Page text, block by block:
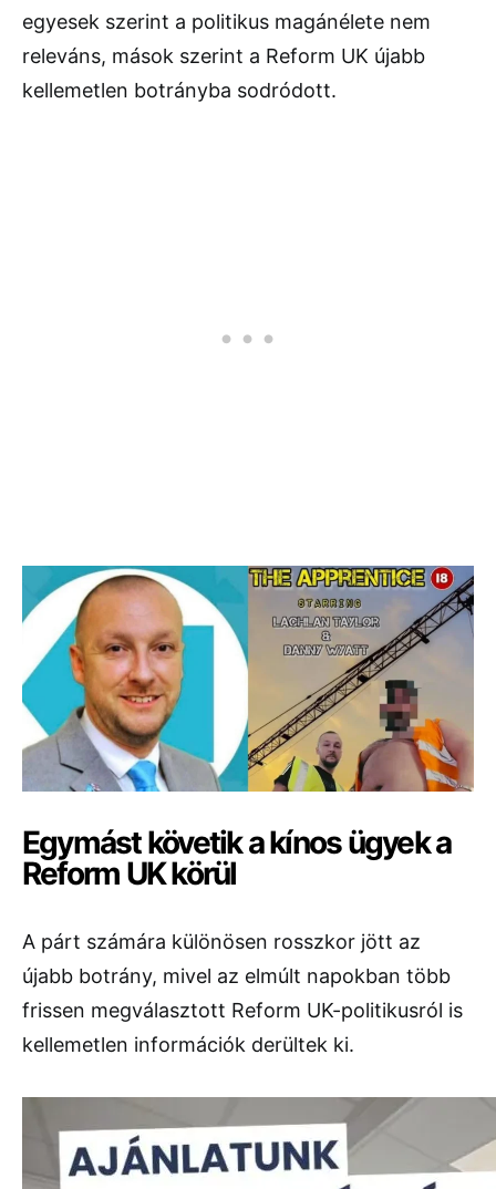
egyesek szerint a politikus magánélete nem
releváns, mások szerint a Reform UK újabb
kellemetlen botrányba sodródott.
Egymást követik a kínos ügyek a
Reform UK körül
A párt számára különösen rosszkor jött az
újabb botrány, mivel az elmúlt napokban több
frissen megválasztott Reform UK-politikusról is
kellemetlen információk derültek ki.